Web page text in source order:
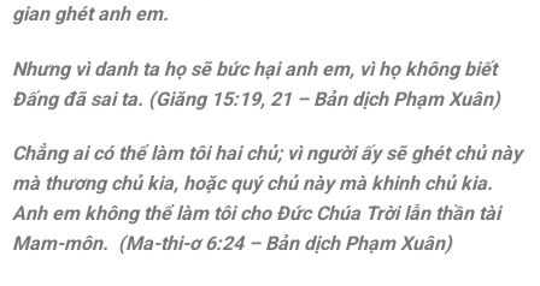
gian ghét anh em.
Nhưng vì danh ta họ sẽ bức hại anh em, vì họ không biết
Đấng đã sai ta. (Giăng 15:19, 21 – Bản dịch Phạm Xuân)
Chẳng ai có thể làm tôi hai chủ; vì người ấy sẽ ghét chủ này
mà thương chủ kia, hoặc quý chủ này mà khinh chủ kia.
Anh em không thể làm tôi cho Đức Chúa Trời lẫn thần tài
Mam-môn. (Ma-thi-ơ 6:24 – Bản dịch Phạm Xuân)